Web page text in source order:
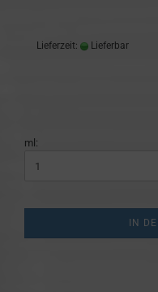
Lieferzeit: Lieferbar
ml:
IN